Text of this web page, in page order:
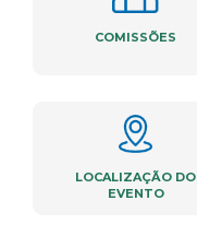
COMISSÕES
LOCALIZAÇÃO DO
EVENTO